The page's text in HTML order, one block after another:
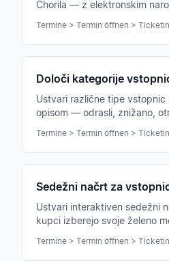
Chorila — z elektronskim
naročil.
Termine > Termin öffnen >
Določi kategorije
Ustvari različne tipe vstopnic
opisom — odrasli, znižano,
Termine > Termin öffnen >
Sedežni načrt za
Ustvari interaktiven sedežni
kupci izberejo svoje želeno
Termine > Termin öffnen >